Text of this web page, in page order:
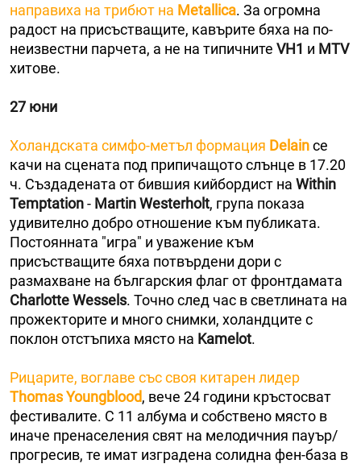
направиха на трибют на Metallica. За огромна
радост на присъстващите, кавърите бяха на по-
неизвестни парчета, а не на типичните VH1 и MTV
хитове.
27 юни
Холандската симфо-метъл формация Delainсе
качи на сцената под припичащото слънце в 17.20
ч. Създадената от бившия кийбордист на Within
Temptation- Martin Westerholt, група показа
удивително добро отношение към публиката.
Постоянната "игра" и уважение към
присъстващите бяха потвърдени дори с
размахване на българския флаг от фронтдамата
Charlotte Wessels. Точно след час в светлината на
прожекторите и много снимки, холандците с
поклон отстъпиха място на Kamelot.
Рицарите, воглаве със своя китарен лидер
Thomas Youngblood, вече 24 години кръстосват
фестивалите. С 11 албума и собствено място в
иначе пренаселения свят на мелодичния пауър/
прогресив, те имат изградена солидна фен-база в